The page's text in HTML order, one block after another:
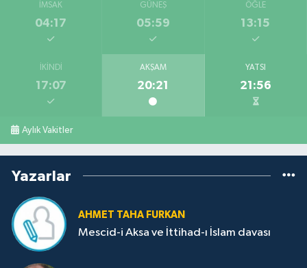
İMSAK
04:17
GÜNEŞ
05:59
ÖĞLE
13:15
İKINDI
17:07
AKŞAM
20:21
YATSI
21:56
Aylık Vakitler
Yazarlar
AHMET TAHA FURKAN
Mescid-i Aksa ve İttihad-ı İslam davası